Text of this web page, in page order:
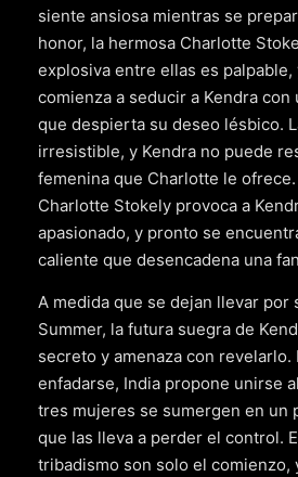
siente ansiosa mientras se
honor, la hermosa Charlotte
explosiva entre ellas es
comienza a seducir a Kendra con
que despierta su deseo lésbico.
irresistible, y Kendra no puede
femenina que Charlotte le
Charlotte Stokely provoca a
apasionado, y pronto se
caliente que desencadena una
A medida que se dejan llevar por
Summer, la futura suegra de
secreto y amenaza con revelarlo.
enfadarse, India propone unirse
tres mujeres se sumergen en un
que las lleva a perder el control.
tribadismo son solo el comienzo,